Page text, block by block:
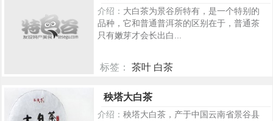
介绍： 大白茶为景谷所特有，是一个特别的
品种，它和普通普洱茶的区别在于，普通茶
只有嫩芽才会长出白...
标签： 茶叶 白茶
秧塔大白茶
介绍： 秧塔大白茶，产于中国云南省景谷县